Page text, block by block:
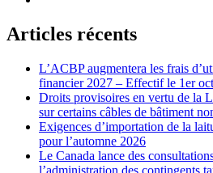
Articles récents
L’ACBP augmentera les frais
financier 2027 – Effectif le 1er
Droits provisoires en vertu de la
sur certains câbles de bâtiment
Exigences d’importation de la
pour l’automne 2026
Le Canada lance des